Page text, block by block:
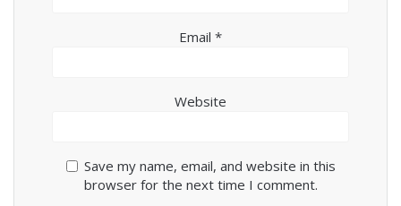
Email *
Website
Save my name, email, and website in this
browser for the next time I comment.